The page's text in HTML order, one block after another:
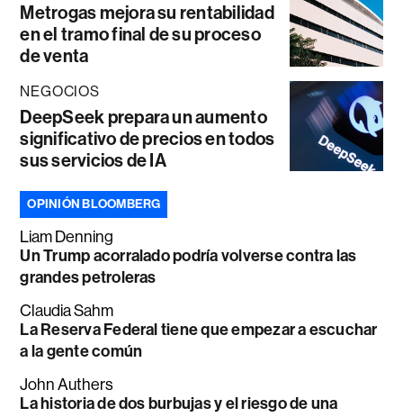
Metrogas mejora su rentabilidad
en el tramo final de su proceso
de venta
NEGOCIOS
DeepSeek prepara un aumento
significativo de precios en todos
sus servicios de IA
OPINIÓN BLOOMBERG
Liam Denning
Un Trump acorralado podría volverse contra las
grandes petroleras
Claudia Sahm
La Reserva Federal tiene que empezar a escuchar
a la gente común
John Authers
La historia de dos burbujas y el riesgo de una